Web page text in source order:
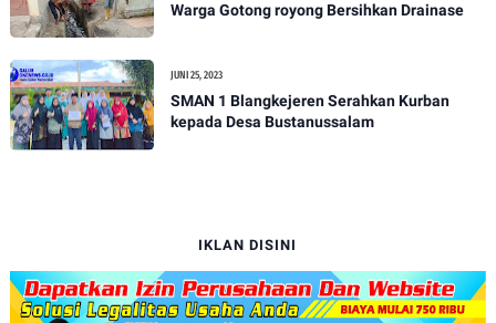
Warga Gotong royong Bersihkan Drainase
JUNI 25, 2023
SMAN 1 Blangkejeren Serahkan Kurban
kepada Desa Bustanussalam
IKLAN DISINI